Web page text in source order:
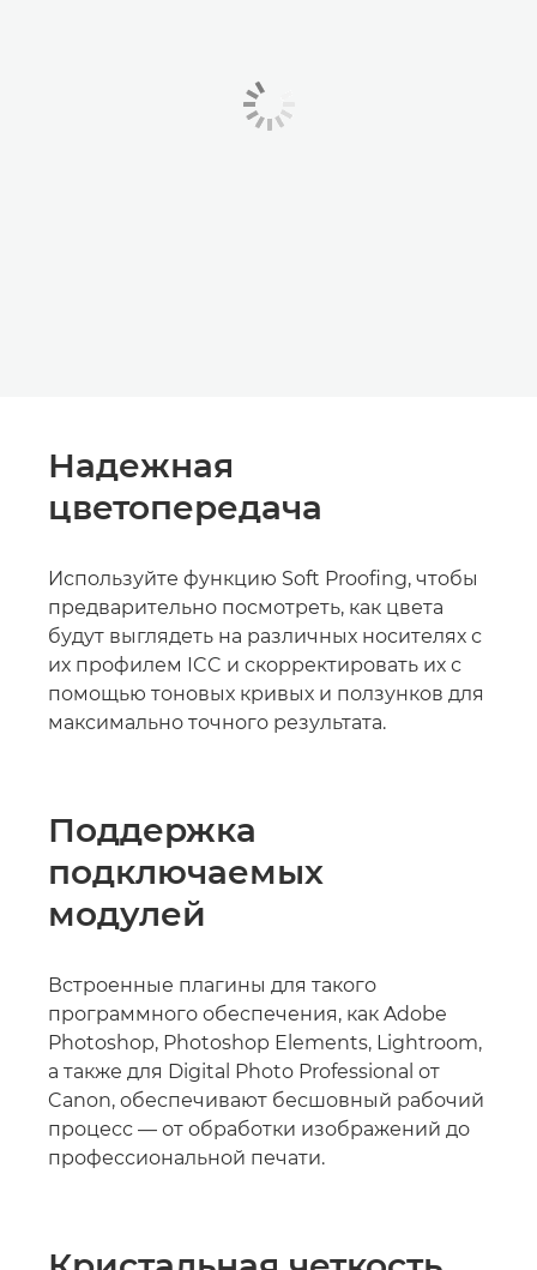
Надежная
цветопередача
Используйте функцию Soft Proofing, чтобы
предварительно посмотреть, как цвета
будут выглядеть на различных носителях с
их профилем ICC и скорректировать их с
помощью тоновых кривых и ползунков для
максимально точного результата.
Поддержка
подключаемых
модулей
Встроенные плагины для такого
программного обеспечения, как Adobe
Photoshop, Photoshop Elements, Lightroom,
а также для Digital Photo Professional от
Canon, обеспечивают бесшовный рабочий
процесс — от обработки изображений до
профессиональной печати.